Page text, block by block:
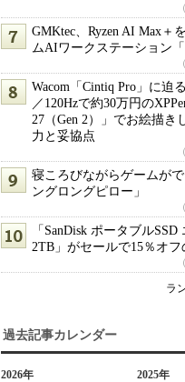
GMKtec、Ryzen AI Max＋
ムAIワークステーション「
Wacom「Cintiq Pro」に
／120Hzで約30万円の
27（Gen 2）」でお絵描き
力と妥協点
寝ころびながらゲームが
ングロングピロー」
「SanDisk ポータブル
2TB」がセールで15％オフ
ラ
過去記事カレンダー
2026年 2025年